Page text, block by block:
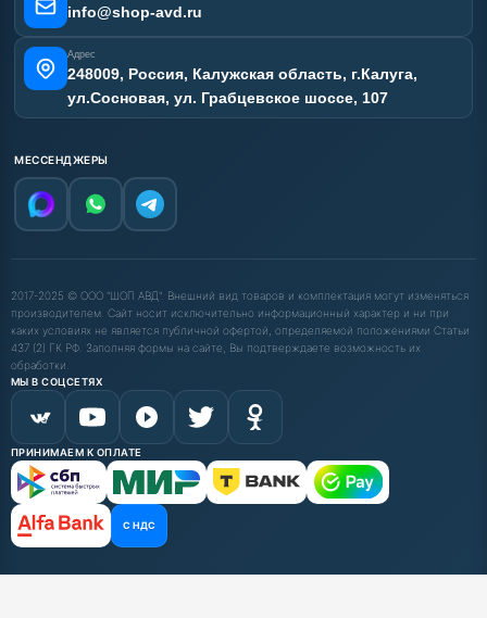
info@shop-avd.ru
Адрес
248009, Россия, Калужская область, г.Калуга,
ул.Сосновая, ул. Грабцевское шоссе, 107
МЕССЕНДЖЕРЫ
2017-2025 © ООО "ШОП АВД". Внешний вид товаров и комплектация могут изменяться
производителем. Сайт носит исключительно информационный характер и ни при
каких условиях не является публичной офертой, определяемой положениями Статьи
437 (2) ГК РФ. Заполняя формы на сайте, Вы подтверждаете возможность их
обработки.
МЫ В СОЦСЕТЯХ
ПРИНИМАЕМ К ОПЛАТЕ
С НДС